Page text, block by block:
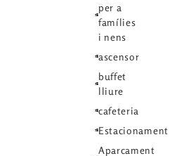
per a
famílies
i nens
ascensor
buffet
lliure
cafeteria
Estacionament
Aparcament